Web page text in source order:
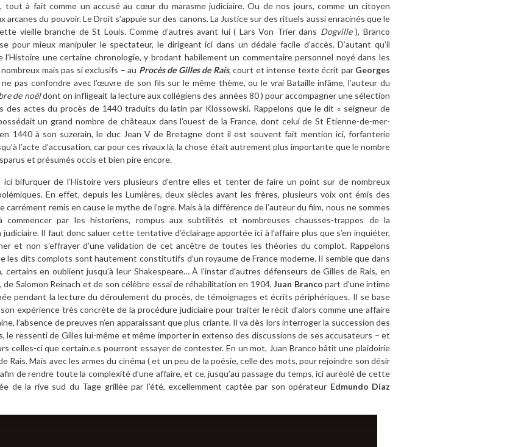
tout à fait comme un accusé au cœur du marasme judiciaire. Ou de nos jours, comme un citoyen
arcanes du pouvoir. Le Droit s’appuie sur des canons. La Justice sur des rituels aussi enracinés que le
vieille branche de St Louis. Comme d’autres avant lui ( Lars Von Trier dans Dogville), Branco
pour mieux manipuler le spectateur, le dirigeant ici dans un dédale facile d’accès. D’autant qu’il
l’Histoire une certaine chronologie, y brodant habilement un commentaire personnel noyé dans les
mais pas si exclusifs – au Procès de Gilles de Rais, court et intense texte écrit par Georges
pas confondre avec l’œuvre de son fils sur le même thème, ou le vrai Bataille infâme, l’auteur du
de noëldont on infligeait la lecture aux collégiens des années 80 ) pour accompagner une sélection
des actes du procès de 1440 traduits du latin par Klossowski. Rappelons que le dit « seigneur de
un grand nombre de châteaux dans l’ouest de la France, dont celui de St Etienne-de-mer-
1440 à son suzerain, le duc Jean V de Bretagne dont il est souvent fait mention ici, forfanterie
l’acte d’accusation, car pour ces rivaux là, la chose était autrement plus importante que le nombre
et présumés occis et bien pire encore.
ici bifurquer de l’Histoire vers plusieurs d’entre elles et tenter de faire un point sur de nombreux
En effet, depuis les Lumières, deux siècles avant les frères, plusieurs voix ont émis des
carrément remis en cause le mythe de l’ogre. Mais à la différence de l’auteur du film, nous ne sommes
commencer par les historiens, rompus aux subtilités et nombreuses chausses-trappes de la
judiciaire. Il faut donc saluer cette tentative d’éclairage apportée ici à l’affaire plus que s’en inquiéter,
et non s’effrayer d’une validation de cet ancêtre de toutes les théories du complot. Rappelons
les dits complots sont hautement constitutifs d’un royaume de France moderne. Il semble que dans
certains en oublient jusqu’à leur Shakespeare… À l’instar d’autres défenseurs de Gilles de Rais, en
de Salomon Reinach et de son célèbre essai de réhabilitation en 1904, Juan Branco part d’une intime
pendant la lecture du déroulement du procès, de témoignages et écrits périphériques. Il se base
son expérience très concrète de la procédure judiciaire pour traiter le récit d’alors comme une affaire
l’absence de preuves n’en apparaissant que plus criante. Il va dès lors interroger la succession des
le ressenti de Gilles lui-même et même importer in extenso des discussions de ses accusateurs – et
celles-ci que certain.e.s pourront essayer de contester. En un mot, Juan Branco bâtit une plaidoirie
Rais. Mais avec les armes du cinéma ( et un peu de la poésie, celle des mots, pour rejoindre son désir
de rendre toute la complexité d’une affaire, et ce, jusqu’au passage du temps, ici auréolé de cette
de la rive sud du Tage grillée par l’été, excellemment captée par son opérateur Edmundo Díaz